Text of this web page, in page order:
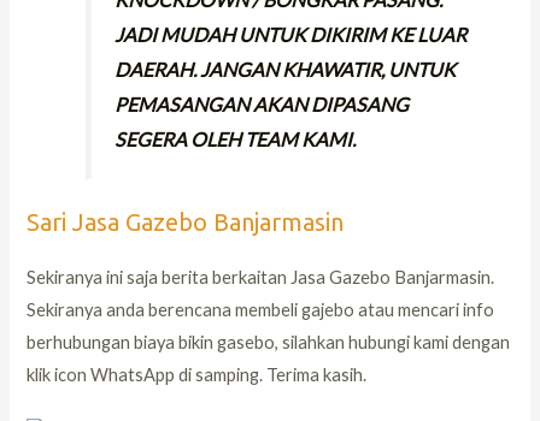
JADI MUDAH UNTUK DIKIRIM KE LUAR
DAERAH. JANGAN KHAWATIR, UNTUK
PEMASANGAN AKAN DIPASANG
SEGERA OLEH TEAM KAMI.
Sari Jasa Gazebo Banjarmasin
Sekiranya ini saja berita berkaitan Jasa Gazebo Banjarmasin.
Sekiranya anda berencana membeli gajebo atau mencari info
berhubungan biaya bikin gasebo, silahkan hubungi kami dengan
klik icon WhatsApp di samping. Terima kasih.